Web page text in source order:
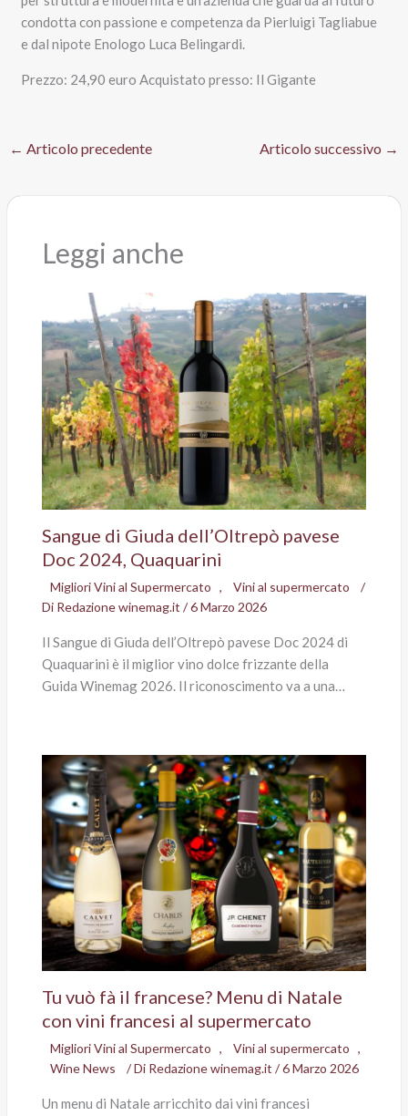
condotta con passione e competenza da Pierluigi Tagliabue
e dal nipote Enologo Luca Belingardi.
Prezzo: 24,90 euro Acquistato presso: Il Gigante
← Articolo precedente Articolo successivo →
Leggi anche
Sangue di Giuda dell’Oltrepò pavese
Doc 2024, Quaquarini
Migliori Vini al Supermercato , Vini al supermercato
/
Di Redazione winemag.it /6 Marzo 2026
Il Sangue di Giuda dell’Oltrepò pavese Doc 2024 di
Quaquarini è il miglior vino dolce frizzante della
Guida Winemag 2026. Il riconoscimento va a una…
Tu vuò fà il francese? Menu di Natale
con vini francesi al supermercato
Migliori Vini al Supermercato , Vini al supermercato ,
Wine News
/ Di Redazione winemag.it /6 Marzo 2026
Un menu di Natale arricchito dai vini francesi